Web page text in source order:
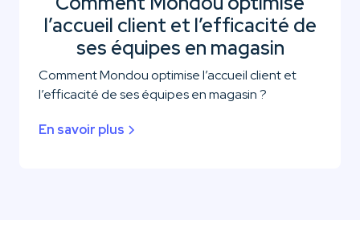
l’accueil client et l’efficacité de
ses équipes en magasin
Comment Mondou optimise l’accueil client et
l’efficacité de ses équipes en magasin ?
En savoir plus